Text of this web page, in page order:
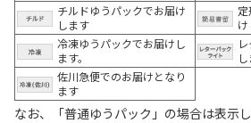
チルドゆうパックでお届け
します
冷凍ゆうパックでお届けし
ます。
佐川急便でのお届けとなり
ます
なお、「普通ゆうパック」の場合は表示